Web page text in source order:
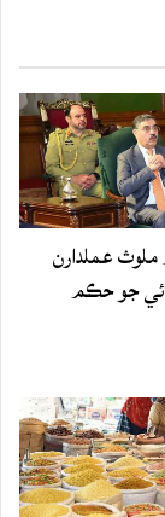
عملدارن
جو حڪم